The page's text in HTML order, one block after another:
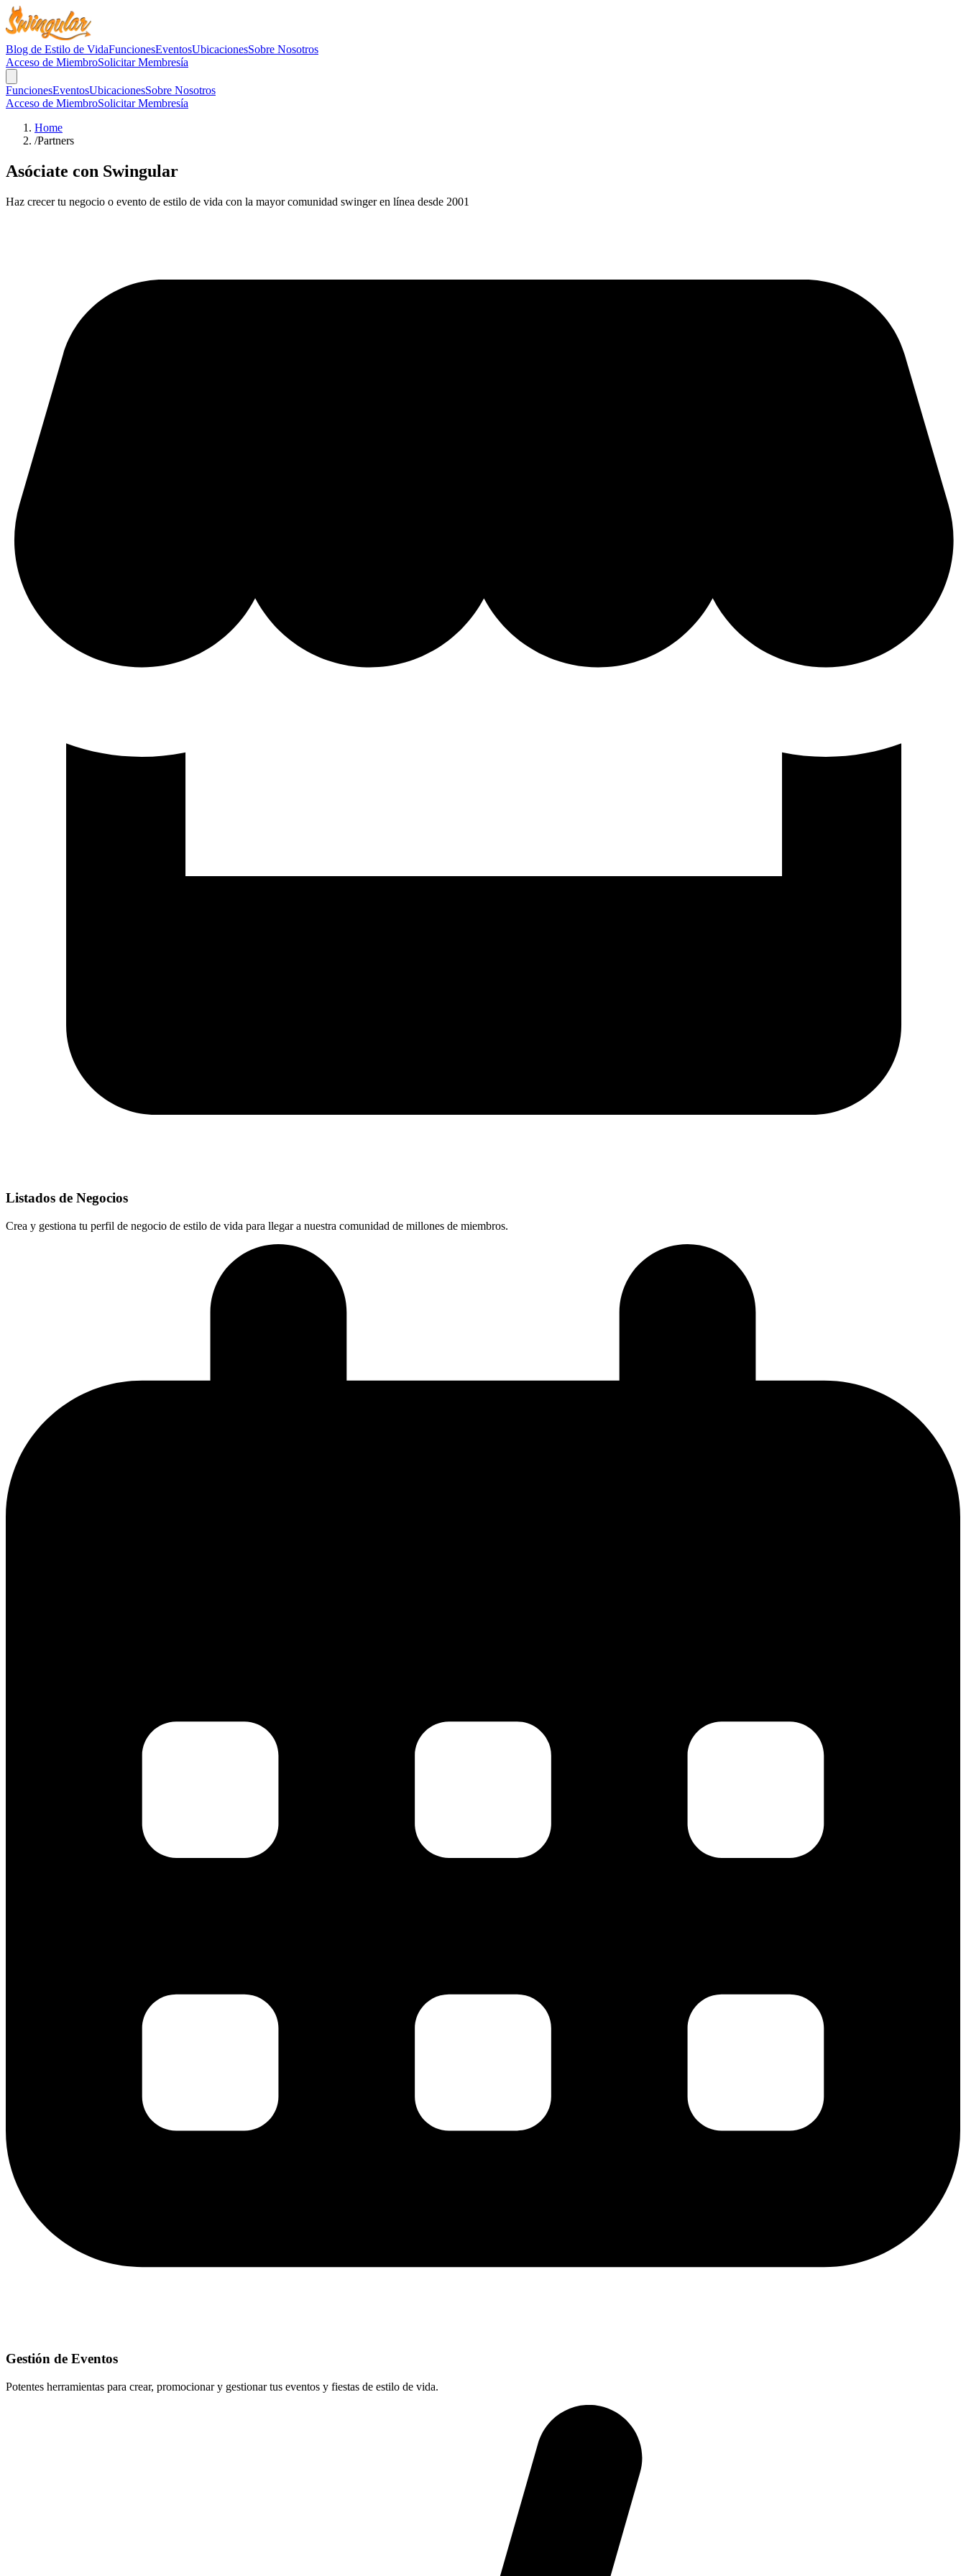
Blog de Estilo de VidaFuncionesEventosUbicacionesSobre Nosotros
Acceso de MiembroSolicitar Membresía
FuncionesEventosUbicacionesSobre Nosotros
Acceso de MiembroSolicitar Membresía
Home
/Partners
Asóciate con Swingular
Haz crecer tu negocio o evento de estilo de vida con la mayor comunidad swinger en línea desde 2001
Listados de Negocios
Crea y gestiona tu perfil de negocio de estilo de vida para llegar a nuestra comunidad de millones de miembros.
Gestión de Eventos
Potentes herramientas para crear, promocionar y gestionar tus eventos y fiestas de estilo de vida.